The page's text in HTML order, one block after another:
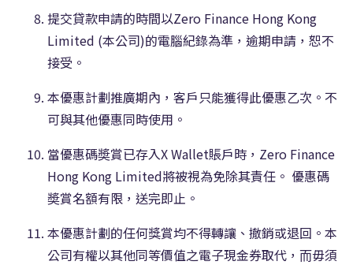
提交貸款申請的時間以Zero Finance Hong Kong
Limited (本公司)的電腦紀錄為準，逾期申請，恕不
接受。
本優惠計劃推廣期內，客戶只能獲得此優惠乙次。不
可與其他優惠同時使用。
當優惠碼奬賞已存入X Wallet賬戶時，Zero Finance
Hong Kong Limited將被視為免除其責任。 優惠碼
奬賞名額有限，送完即止。
本優惠計劃的任何獎賞均不得轉讓、撤銷或退回。本
公司有權以其他同等價值之電子現金券取代，⽽毋須